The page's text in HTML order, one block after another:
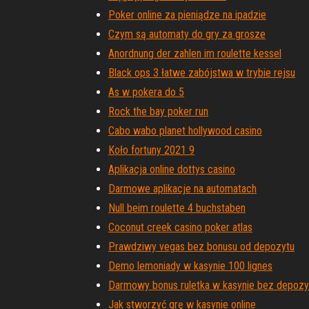
Poker online za pieniądze na ipadzie
Czym są automaty do gry za grosze
Anordnung der zahlen im roulette kessel
Black ops 3 łatwe zabójstwa w trybie rejsu
As w pokera do 5
Rock the bay poker run
Cabo wabo planet hollywood casino
Koło fortuny 2021 9
Aplikacja online dottys casino
Darmowe aplikacje na automatach
Null beim roulette 4 buchstaben
Coconut creek casino poker atlas
Prawdziwy vegas bez bonusu od depozytu
Demo lemoniady w kasynie 100 lignes
Darmowy bonus ruletka w kasynie bez
Jak stworzyć grę w kasynie online